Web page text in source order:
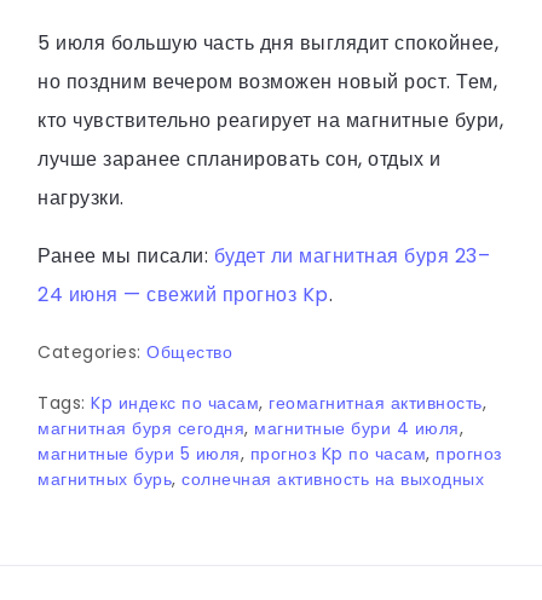
5 июля большую часть дня выглядит спокойнее,
но поздним вечером возможен новый рост. Тем,
кто чувствительно реагирует на магнитные бури,
лучше заранее спланировать сон, отдых и
нагрузки.
Ранее мы писали: будет ли магнитная буря 23–
24 июня — свежий прогноз Kp.
Categories: Общество
Tags: Kp индекс по часам, геомагнитная активность,
магнитная буря сегодня, магнитные бури 4 июля,
магнитные бури 5 июля, прогноз Kp по часам, прогноз
магнитных бурь, солнечная активность на выходных